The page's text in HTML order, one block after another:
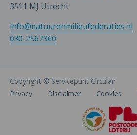
3511 MJ Utrecht
info@natuurenmilieufederaties.nl
030-2567360
Copyright © Servicepunt Circulair
Privacy
Disclaimer Cookies